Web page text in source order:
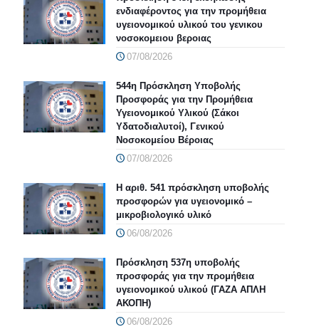
ενδιαφέροντος για την προμήθεια
υγειονομικού υλικού του γενικου
νοσοκομειου βεροιας
07/08/2026
544η Πρόσκληση Υποβολής
Προσφοράς για την Προμήθεια
Υγειονομικού Υλικού (Σάκοι
Υδατοδιαλυτοί), Γενικού
Νοσοκομείου Βέροιας
07/08/2026
Η αριθ. 541 πρόσκληση υποβολής
προσφορών για υγειονομικό –
μικροβιολογικό υλικό
06/08/2026
Πρόσκληση 537η υποβολής
προσφοράς για την προμήθεια
υγειονομικού υλικού (ΓΑΖΑ ΑΠΛΗ
ΑΚΟΠΗ)
06/08/2026